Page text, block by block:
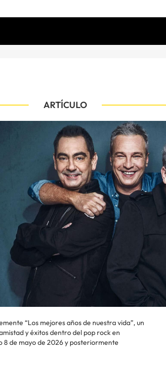
ARTÍCULO
“Los mejores años de nuestra vida”, un
y éxitos dentro del pop rock en
8 de mayo de 2026 y posteriormente